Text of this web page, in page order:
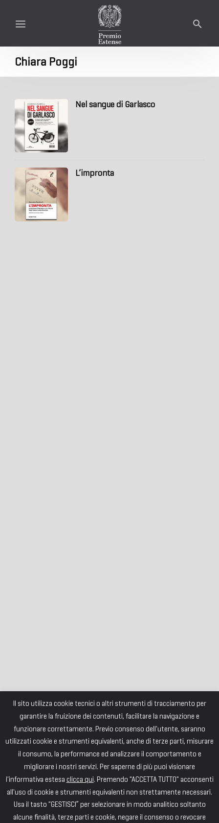
Chiara Poggi
Nel sangue di Garlasco
L’impronta
Il sito utilizza cookie tecnici o altri strumenti di tracciamento per
garantire la fruizione dei contenuti, facilitare la navigazione e
funzionare correttamente. Previo consenso dell'utente, saranno
utilizzati cookie e strumenti equivalenti, anche di terze parti, misurare
il consumo, la performance ed analizzare il comportamento e
migliorare i nostri servizi. Per saperne di più puoi visionare
l'informativa estesa clicca qui. Premendo "ACCETTA TUTTO" acconsenti
all'uso di cookie e strumenti equivalenti non strettamente necessari.
Usa il tasto "GESTISCI” per selezionare in modo analitico soltanto
alcune finalità, terze parti e cookie, negare il consenso o revocare